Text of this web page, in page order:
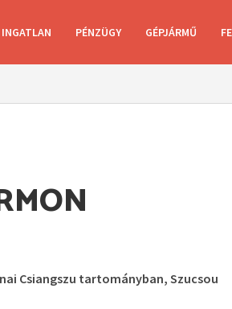
INGATLAN PÉNZÜGY GÉPJÁRMŰ
Csiangszu tartományban, Szucsou